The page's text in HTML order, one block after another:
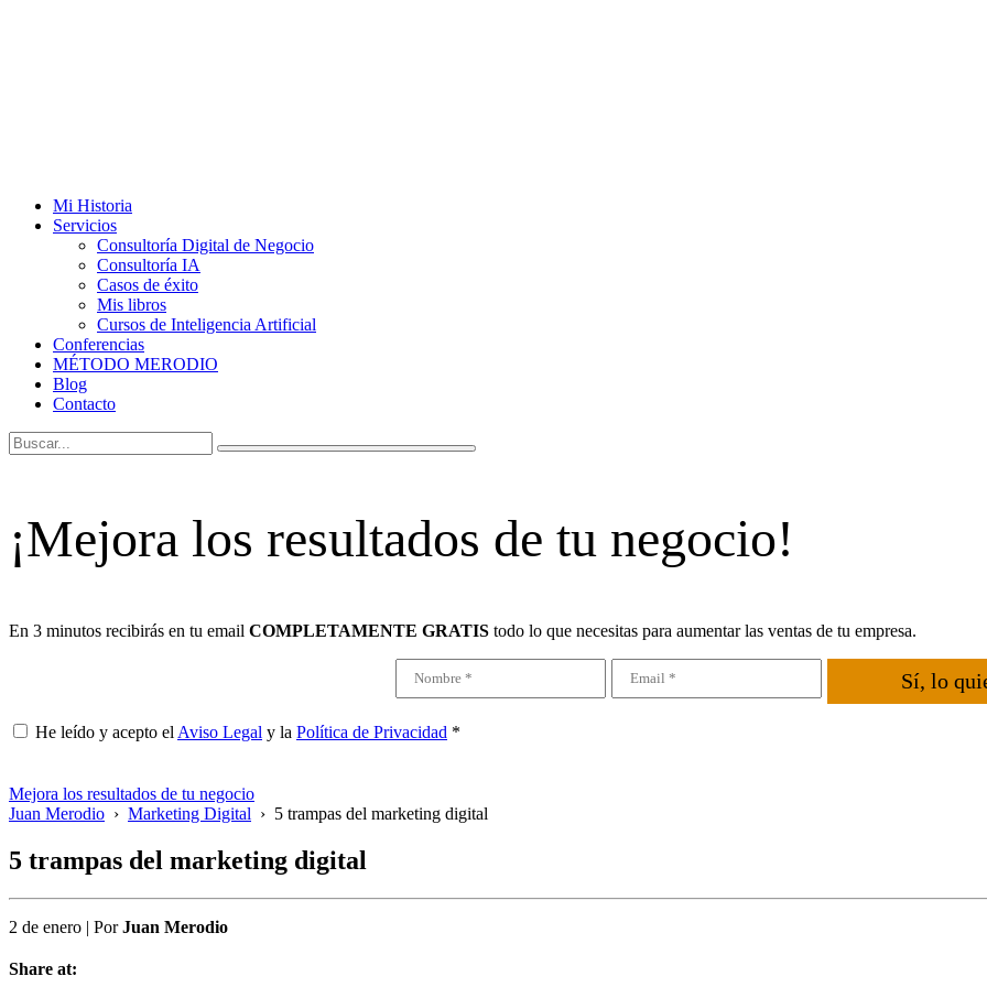
Mi Historia
Servicios
Consultoría Digital de Negocio
Consultoría IA
Casos de éxito
Mis libros
Cursos de Inteligencia Artificial
Conferencias
MÉTODO MERODIO
Blog
Contacto
¡Mejora los resultados de tu negocio!
En 3 minutos recibirás en tu email COMPLETAMENTE GRATIS todo lo que necesitas para aumentar las ventas de tu empresa.
Sí, lo
He leído y acepto el Aviso Legal y la Política de Privacidad *
Mejora los resultados de tu negocio
Juan Merodio › Marketing Digital › 5 trampas del marketing digital
5 trampas del marketing digital
2 de enero | PorJuan Merodio
Share at: